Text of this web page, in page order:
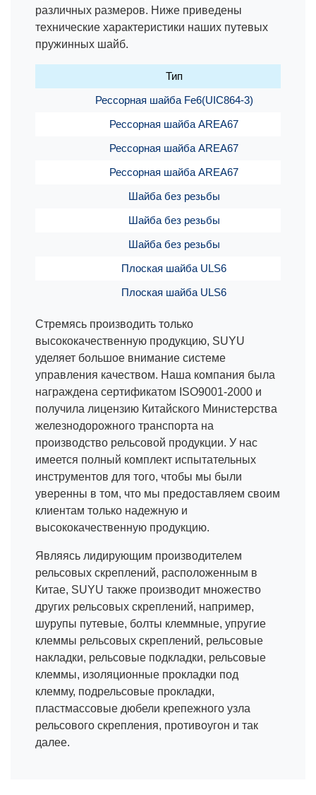
различных размеров. Ниже приведены
технические характеристики наших путевых
пружинных шайб.
Тип
Рессорная шайба Fe6(UIC864-3)
Рессорная шайба AREA67
Рессорная шайба AREA67
Рессорная шайба AREA67
Шайба без резьбы
Шайба без резьбы
Шайба без резьбы
Плоская шайба ULS6
Плоская шайба ULS6
Стремясь производить только
высококачественную продукцию, SUYU
уделяет большое внимание системе
управления качеством. Наша компания была
награждена сертификатом ISO9001-2000 и
получила лицензию Китайского Министерства
железнодорожного транспорта на
производство рельсовой продукции. У нас
имеется полный комплект испытательных
инструментов для того, чтобы мы были
уверенны в том, что мы предоставляем своим
клиентам только надежную и
высококачественную продукцию.
Являясь лидирующим производителем
рельсовых скреплений, расположенным в
Китае, SUYU также производит множество
других рельсовых скреплений, например,
шурупы путевые, болты клеммные, упругие
клеммы рельсовых скреплений, рельсовые
накладки, рельсовые подкладки, рельсовые
клеммы, изоляционные прокладки под
клемму, подрельсовые прокладки,
пластмассовые дюбели крепежного узла
рельсового скрепления, противоугон и так
далее.